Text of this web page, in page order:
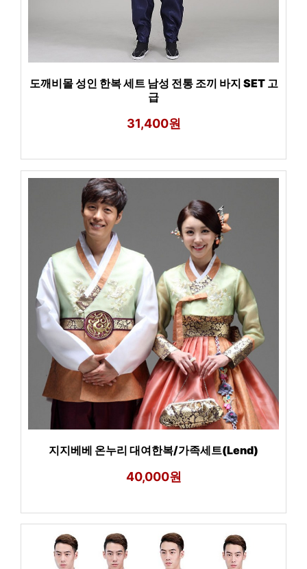
도깨비몰 성인 한복 세트 남성 전통 조끼 바지 SET 고
급
31,400원
지지베베 온누리 대여한복/가족세트(Lend)
40,000원